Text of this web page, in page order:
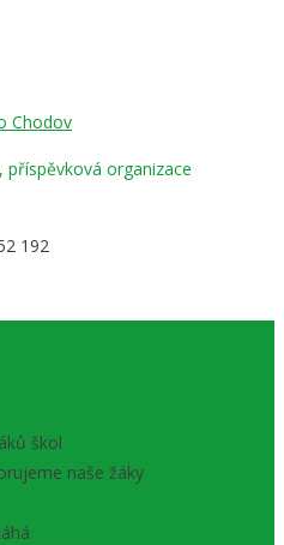
Chodov
organizace
192
škol
naše žáky